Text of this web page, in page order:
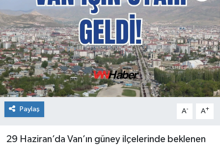
Paylaş A- A+
29 Haziran’da Van’ın güney ilçelerinde beklenen